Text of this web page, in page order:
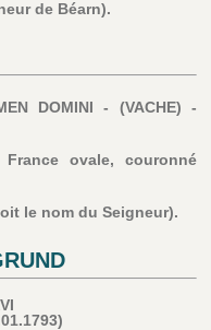
de Béarn).
DOMINI - (VACHE) -
ovale, couronné
le nom du Seigneur).